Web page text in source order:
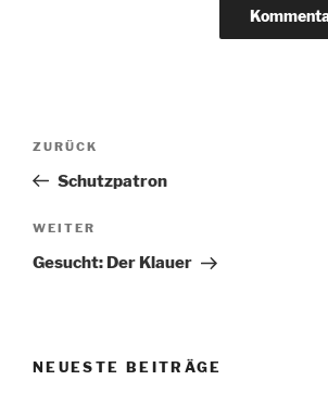
Beitragsnavigation
Vorheriger
Beitrag
ZURÜCK
Schutzpatron
Nächster
Beitrag
WEITER
Gesucht: Der Klauer
NEUESTE BEITRÄGE